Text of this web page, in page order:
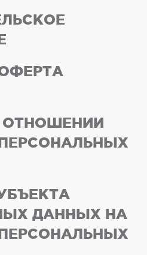
ОТНОШЕНИИ
ДАННЫХ НА